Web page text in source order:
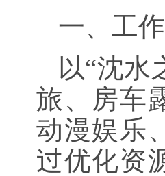
一、工
以“沈水
旅、房车
动漫娱乐
过优化资